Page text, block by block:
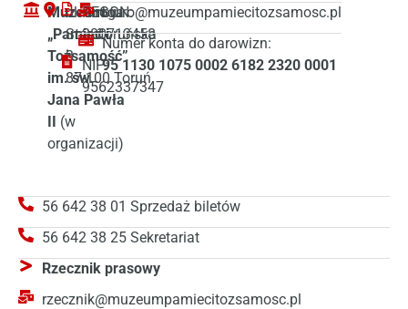
Muzeum
„Pamięć i
Tożsamość”
im. św.
Jana Pawła
II (w
organizacji)
ul. Droga
Starotoruńska
3
87-100 Toruń
REGON:
380713458
NIP:
9562337347
biuro@muzeumpamiecitozsamosc.pl
Numer konta do darowizn:
95 1130 1075 0002 6182 2320 0001
56 642 38 01 Sprzedaż biletów
56 642 38 25 Sekretariat
Rzecznik prasowy
rzecznik@muzeumpamiecitozsamosc.pl